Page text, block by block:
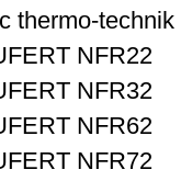
thermo-
NFR22
NFR32
NFR62
NFR72